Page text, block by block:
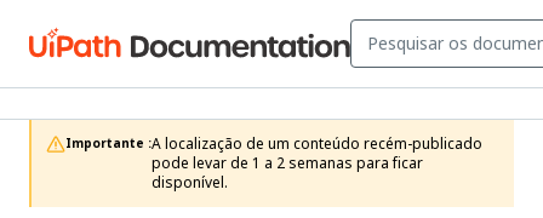
Importante :A localização de um conteúdo recém-publicado
pode levar de 1 a 2 semanas para ficar
disponível.